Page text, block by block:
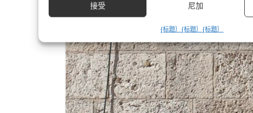
接受 尼加
{标题｝{标题｝{标题｝